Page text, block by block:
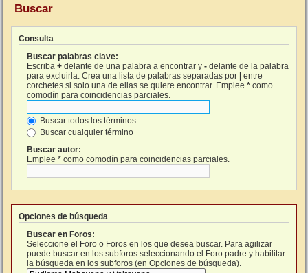
Buscar
Consulta
Buscar palabras clave:
Escriba + delante de una palabra a encontrar y - delante de la palabra
para excluirla. Crea una lista de palabras separadas por | entre
corchetes si solo una de ellas se quiere encontrar. Emplee * como
comodín para coincidencias parciales.
Buscar todos los términos
Buscar cualquier término
Buscar autor:
Emplee * como comodín para coincidencias parciales.
Opciones de búsqueda
Buscar en Foros:
Seleccione el Foro o Foros en los que desea buscar. Para agilizar
puede buscar en los subforos seleccionando el Foro padre y habilitar
la búsqueda en los subforos (en Opciones de búsqueda).